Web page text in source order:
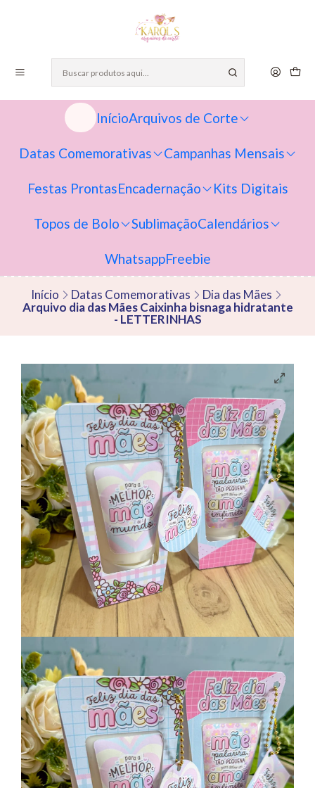
InícioArquivos de Corte
Datas Comemorativas Campanhas Mensais
Festas ProntasEncadernação Kits Digitais
Topos de Bolo SublimaçãoCalendários
WhatsappFreebie
Início Datas Comemorativas
Dia das Mães
Arquivo dia das Mães Caixinha bisnaga hidratante
- LETTERINHAS